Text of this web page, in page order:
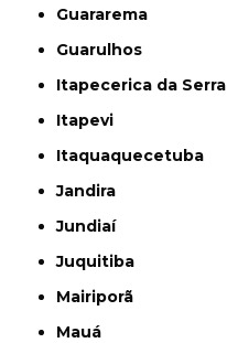
Guararema
Guarulhos
Itapecerica da Serra
Itapevi
Itaquaquecetuba
Jandira
Jundiaí
Juquitiba
Mairiporã
Mauá